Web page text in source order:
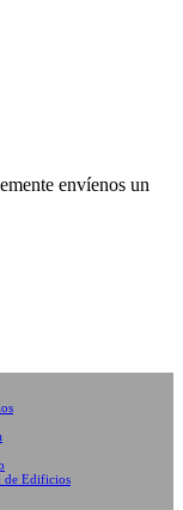
envíenos un
de Edificios